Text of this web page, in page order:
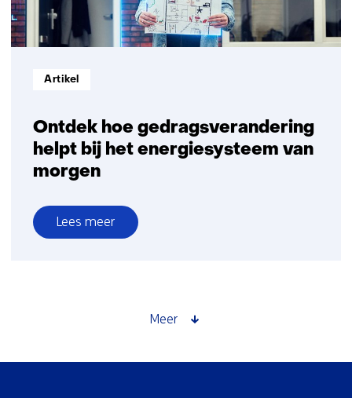
Ontdek hoe gedragsverandering
helpt bij het energiesysteem van
morgen
Informatietype:
Artikel
Lees meer
over
Meer